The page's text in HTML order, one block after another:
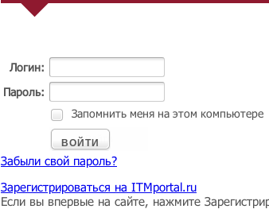
Логин:
Пароль:
Запомнить меня на этом компьютере
ВОЙТИ
Забыли свой пароль?
Зарегистрироваться на ITMportal.ru
Если вы впервые на сайте, нажмите